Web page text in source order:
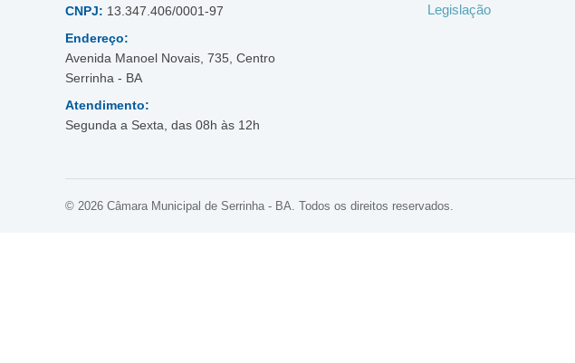
CNPJ: 13.347.406/0001-97
Endereço:
Avenida Manoel Novais, 735, Centro
Serrinha - BA
Atendimento:
Segunda a Sexta, das 08h às 12h
Legislação
© 2026 Câmara Municipal de Serrinha - BA. Todos os direitos reservados.